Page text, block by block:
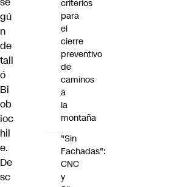
gú
n
de
tall
ó
Bi
ob
ioc
hil
e.
De
sc
criterios
para
el
cierre
preventivo
de
caminos
a
la
montaña
"Sin
Fachadas":
CNC
y